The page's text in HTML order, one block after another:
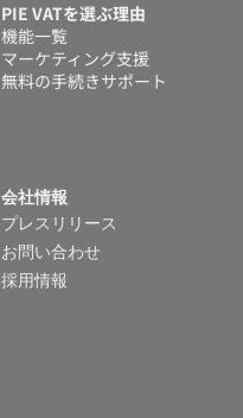
PIE VATを選ぶ理由
機能一覧
マーケティング支援
無料の手続きサポート
会社情報
プレスリリース
お問い合わせ
採用情報